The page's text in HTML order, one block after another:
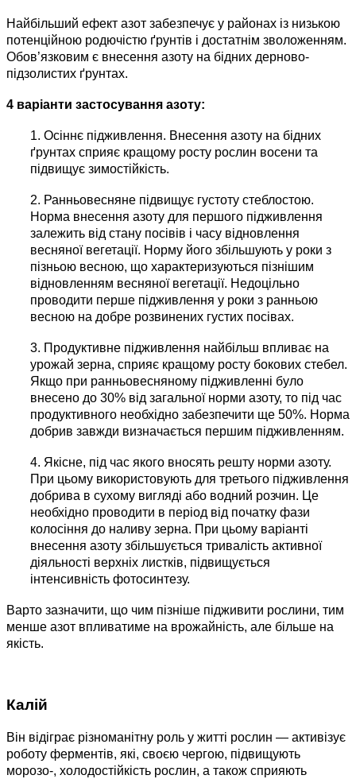
Найбільший ефект азот забезпечує у районах із низькою
потенційною родючістю ґрунтів і достатнім зволоженням.
Обов’язковим є внесення азоту на бідних дерново-
підзолистих ґрунтах.
4 варіанти застосування азоту:
1. Осіннє підживлення. Внесення азоту на бідних
ґрунтах сприяє кращому росту рослин восени та
підвищує зимостійкість.
2. Ранньовесняне підвищує густоту стеблостою.
Норма внесення азоту для першого підживлення
залежить від стану посівів і часу відновлення
весняної вегетації. Норму його збільшують у роки з
пізньою весною, що характеризуються пізнішим
відновленням весняної вегетації. Недоцільно
проводити перше підживлення у роки з ранньою
весною на добре розвинених густих посівах.
3. Продуктивне підживлення найбільш впливає на
урожай зерна, сприяє кращому росту бокових стебел.
Якщо при ранньовесняному підживленні було
внесено до 30% від загальної норми азоту, то під час
продуктивного необхідно забезпечити ще 50%. Норма
добрив завжди визначається першим підживленням.
4. Якісне, під час якого вносять решту норми азоту.
При цьому використовують для третього підживлення
добрива в сухому вигляді або водний розчин. Це
необхідно проводити в період від початку фази
колосіння до наливу зерна. При цьому варіанті
внесення азоту збільшується тривалість активної
діяльності верхніх листків, підвищується
інтенсивність фотосинтезу.
Варто зазначити, що чим пізніше підживити рослини, тим
менше азот впливатиме на врожайність, але більше на
якість.
Калій
Він відіграє різноманітну роль у житті рослин — активізує
роботу ферментів, які, своєю чергою, підвищують
морозо-, холодостійкість рослин, а також сприяють